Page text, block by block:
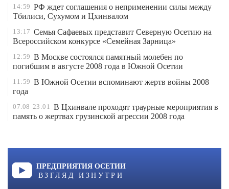
14:59 РФ ждет соглашения о неприменении силы между
Тбилиси, Сухумом и Цхинвалом
13:17 Семья Сафаевых представит Северную Осетию на
Всероссийском конкурсе «Семейная Зарница»
12:59 В Москве состоялся памятный молебен по
погибшим в августе 2008 года в Южной Осетии
11:59 В Южной Осетии вспоминают жертв войны 2008
года
07.08 23:01 В Цхинвале проходят траурные мероприятия в
память о жертвах грузинской агрессии 2008 года
ПРЕДПРИЯТИЯ ОСЕТИИ
ВЗГЛЯД ИЗНУТРИ